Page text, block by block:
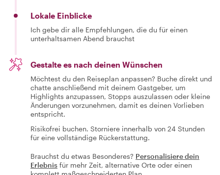
Lokale Einblicke
Ich gebe dir alle Empfehlungen, die du für einen
unterhaltsamen Abend brauchst
Gestalte es nach deinen Wünschen
Möchtest du den Reiseplan anpassen? Buche direkt und
chatte anschließend mit deinem Gastgeber, um
Highlights anzupassen, Stopps auszulassen oder kleine
Änderungen vorzunehmen, damit es deinen Vorlieben
entspricht.
Risikofrei buchen. Storniere innerhalb von 24 Stunden
für eine vollständige Rückerstattung.
Brauchst du etwas Besonderes? Personalisiere dein
Erlebnis für mehr Zeit, alternative Orte oder einen